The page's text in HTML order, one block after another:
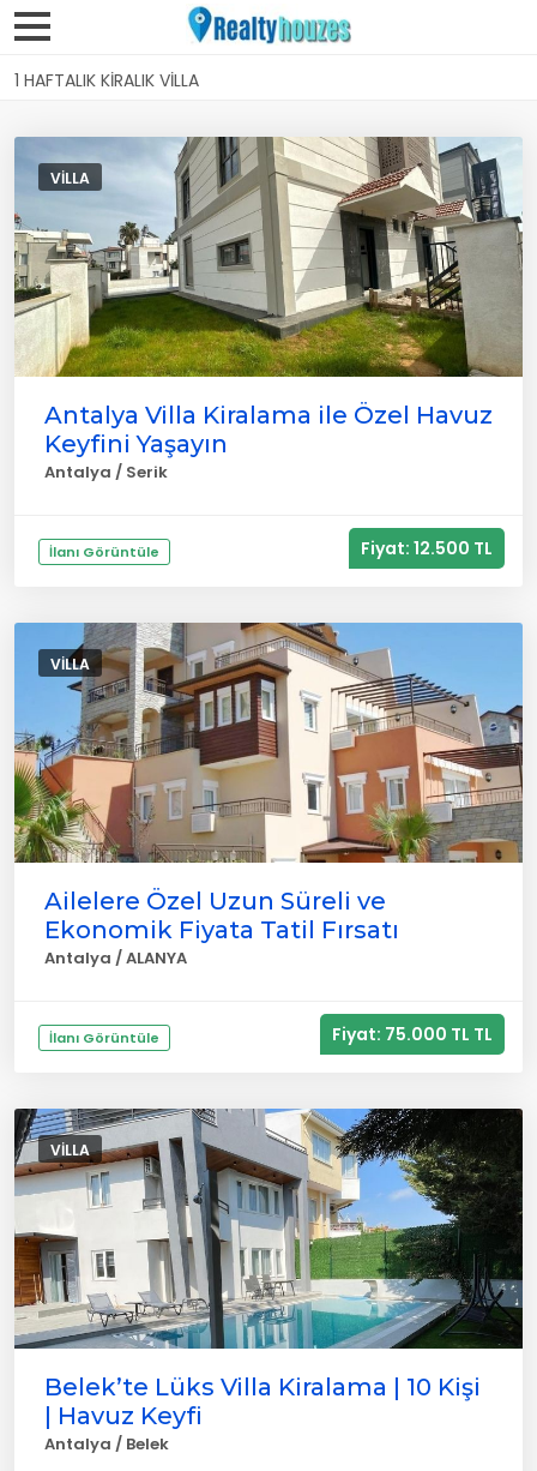
1 HAFTALIK KIRALIK VILLA
VILLA
Antalya Villa Kiralama ile Özel Havuz
Keyfini Yaşayın
Antalya / Serik
İlanı Görüntüle Fiyat: 12.500 TL
VILLA
Ailelere Özel Uzun Süreli ve
Ekonomik Fiyata Tatil Fırsatı
Antalya / ALANYA
İlanı Görüntüle Fiyat: 75.000 TL TL
VILLA
Belek’te Lüks Villa Kiralama | 10 Kişi
| Havuz Keyfi
Antalya / Belek